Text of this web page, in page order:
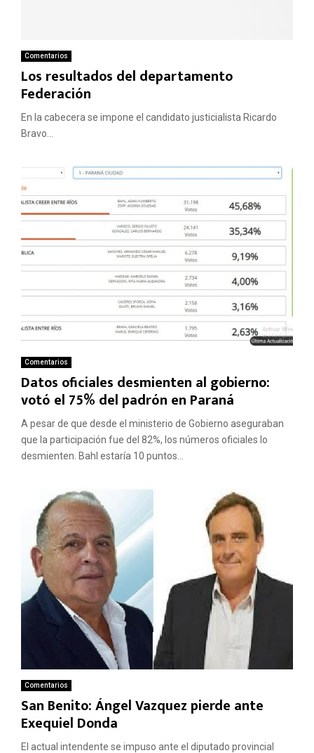
Comentarios
Los resultados del departamento
Federación
En la cabecera se impone el candidato justicialista Ricardo
Bravo...
Comentarios
Datos oficiales desmienten al gobierno:
votó el 75% del padrón en Paraná
A pesar de que desde el ministerio de Gobierno aseguraban
que la participación fue del 82%, los números oficiales lo
desmienten. Bahl estaría 10 puntos...
Comentarios
San Benito: Ángel Vazquez pierde ante
Exequiel Donda
El actual intendente se impuso ante el diputado provincial